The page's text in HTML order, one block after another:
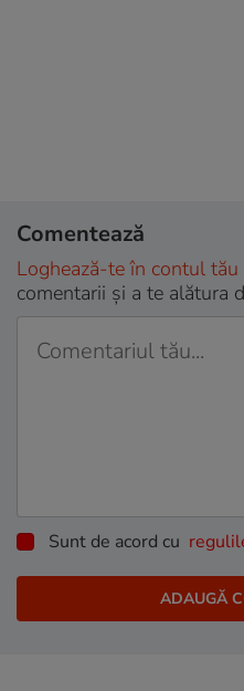
Comentează
Loghează-te în contul tău
comentarii și a te alătura
Sunt de acord cu